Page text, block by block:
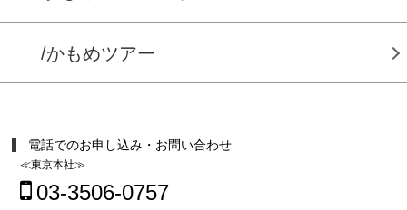
/かもめツアー
電話でのお申し込み・お問い合わせ
≪東京本社≫
03-3506-0757